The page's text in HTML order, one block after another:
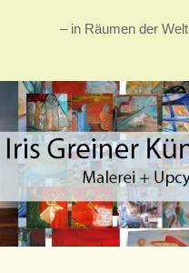
– in Räumen der Welt